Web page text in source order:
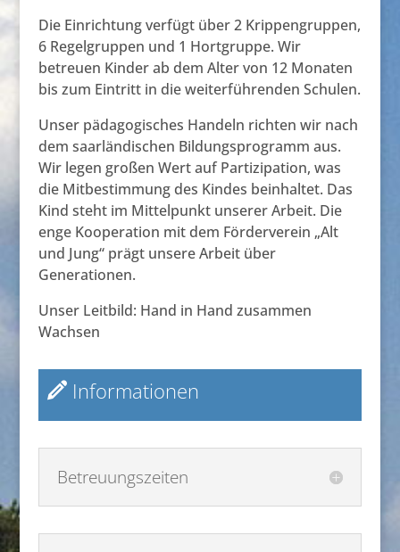
Die Einrichtung verfügt über 2 Krippengruppen,
6 Regelgruppen und 1 Hortgruppe. Wir
betreuen Kinder ab dem Alter von 12 Monaten
bis zum Eintritt in die weiterführenden Schulen.
Unser pädagogisches Handeln richten wir nach
dem saarländischen Bildungsprogramm aus.
Wir legen großen Wert auf Partizipation, was
die Mitbestimmung des Kindes beinhaltet. Das
Kind steht im Mittelpunkt unserer Arbeit. Die
enge Kooperation mit dem Förderverein „Alt
und Jung“ prägt unsere Arbeit über
Generationen.
Unser Leitbild: Hand in Hand zusammen
Wachsen
Informationen
Betreuungszeiten